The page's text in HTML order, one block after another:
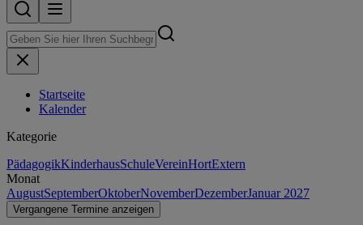
Startseite
Kalender
Kategorie
PädagogikKinderhausSchuleVereinHortExtern
Monat
AugustSeptemberOktoberNovemberDezemberJanuar 2027
Vergangene Termine anzeigen